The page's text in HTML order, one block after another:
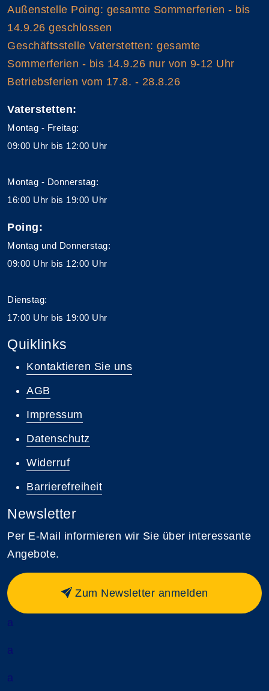
Außenstelle Poing: gesamte Sommerferien - bis
14.9.26 geschlossen
Geschäftsstelle Vaterstetten: gesamte
Sommerferien - bis 14.9.26 nur von 9-12 Uhr
Betriebsferien vom 17.8. - 28.8.26
Vaterstetten:
Montag - Freitag:
09:00 Uhr bis 12:00 Uhr
Montag - Donnerstag:
16:00 Uhr bis 19:00 Uhr
Poing:
Montag und Donnerstag:
09:00 Uhr bis 12:00 Uhr
Dienstag:
17:00 Uhr bis 19:00 Uhr
Quiklinks
Kontaktieren Sie uns
AGB
Impressum
Datenschutz
Widerruf
Barrierefreiheit
Newsletter
Per E-Mail informieren wir Sie über interessante
Angebote.
Zum Newsletter anmelden
a
a
a